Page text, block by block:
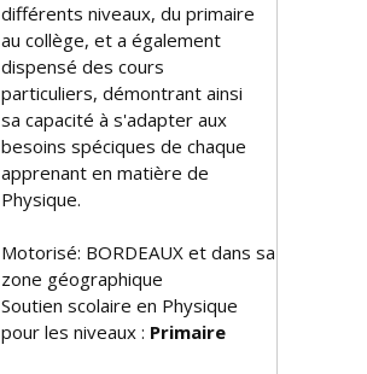
différents niveaux, du primaire
au collège, et a également
dispensé des cours
particuliers, démontrant ainsi
sa capacité à s'adapter aux
besoins spécifiques de chaque
apprenant en matière de
Physique.
Motorisé: BORDEAUX et dans sa
zone géographique
Soutien scolaire en Physique
pour les niveaux : Primaire